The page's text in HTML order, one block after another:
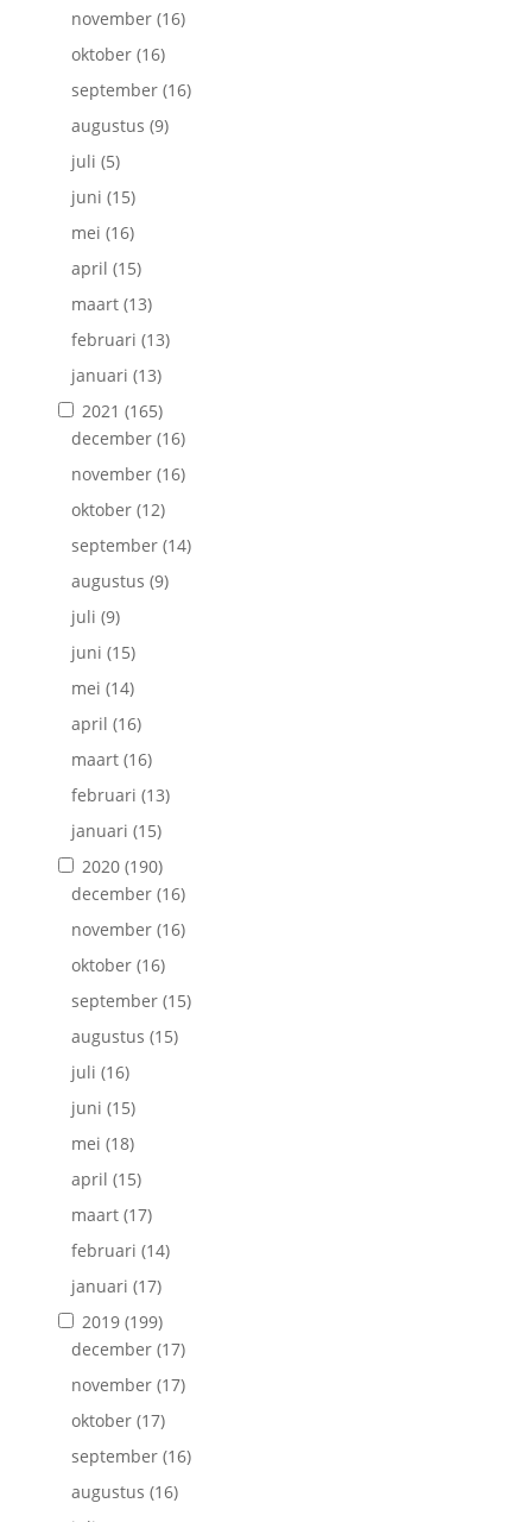
november(16)
oktober(16)
september(16)
augustus (9)
juli (5)
juni (15)
mei (16)
april (15)
maart(13)
februari (13)
januari (13)
2021 (165)
december(16)
november(16)
oktober(12)
september(14)
augustus (9)
juli (9)
juni (15)
mei (14)
april (16)
maart(16)
februari (13)
januari (15)
2020(190)
december(16)
november(16)
oktober(16)
september(15)
augustus (15)
juli (16)
juni (15)
mei (18)
april (15)
maart(17)
februari (14)
januari (17)
2019(199)
december(17)
november(17)
oktober(17)
september(16)
augustus (16)